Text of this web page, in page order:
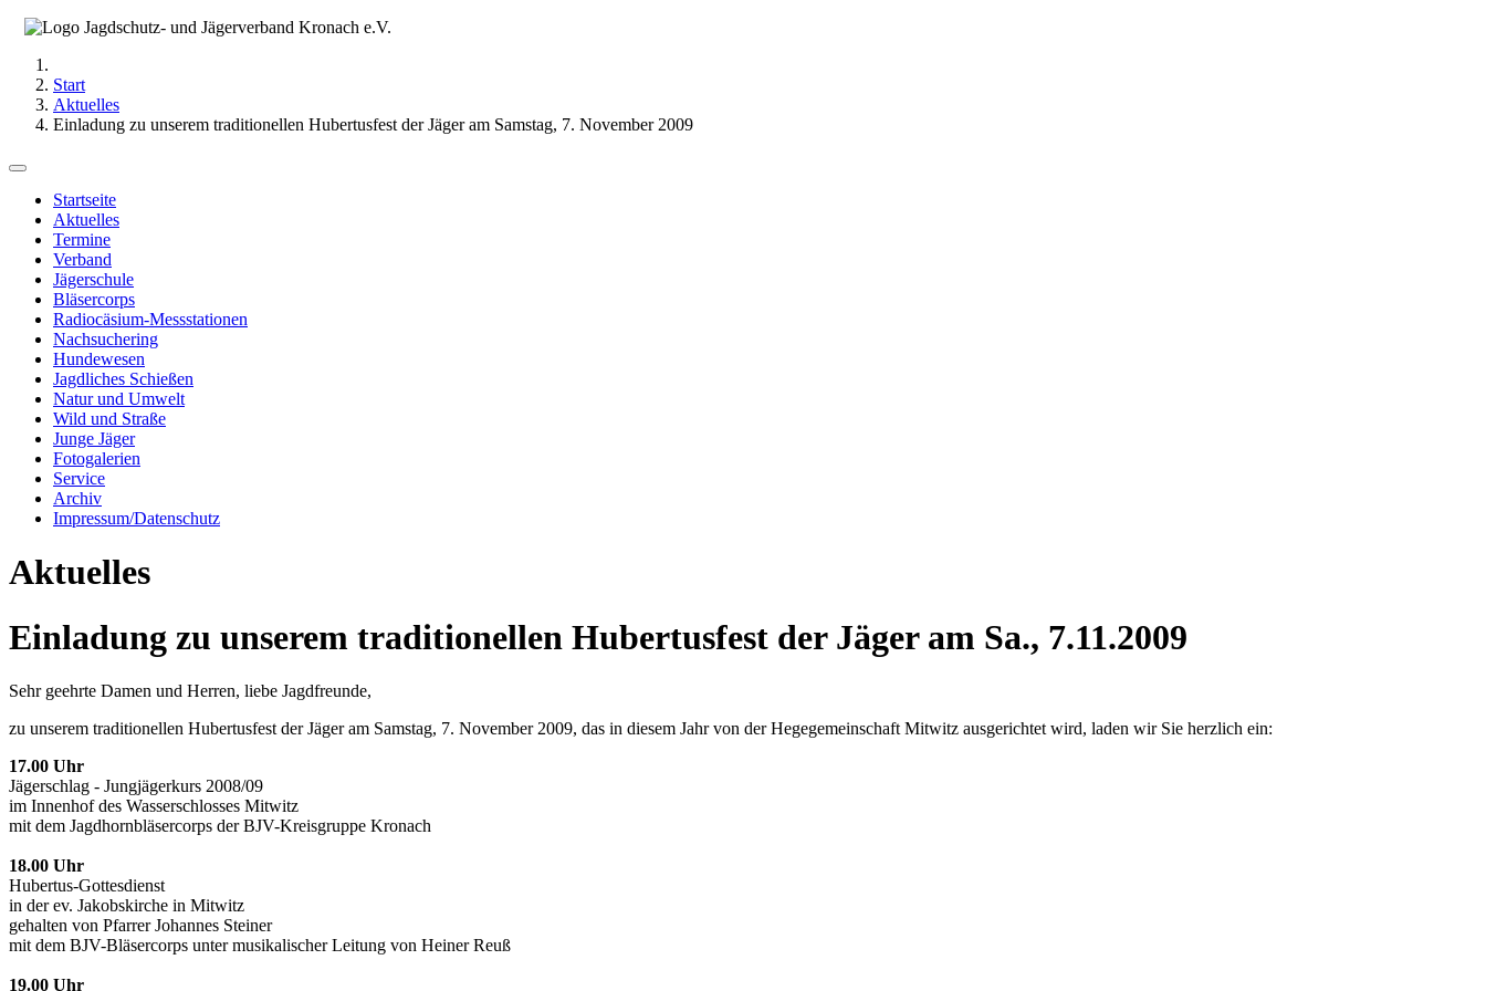
Start
Aktuelles
Einladung zu unserem traditionellen Hubertusfest der Jäger am Samstag, 7. November 2009
Startseite
Aktuelles
Termine
Verband
Jägerschule
Bläsercorps
Radiocäsium-Messstationen
Nachsuchering
Hundewesen
Jagdliches Schießen
Natur und Umwelt
Wild und Straße
Junge Jäger
Fotogalerien
Service
Archiv
Impressum/Datenschutz
Aktuelles
Einladung zu unserem traditionellen Hubertusfest der Jäger am Sa., 7.11.2009
Sehr geehrte Damen und Herren, liebe Jagdfreunde,
zu unserem traditionellen Hubertusfest der Jäger am Samstag, 7. November 2009, das in diesem Jahr von der Hegegemeinschaft Mitwitz ausgerichtet wird, laden wir Sie herzlich ein:
17.00 Uhr
Jägerschlag - Jungjägerkurs 2008/09
im Innenhof des Wasserschlosses Mitwitz
mit dem Jagdhornbläsercorps der BJV-Kreisgruppe Kronach
18.00 Uhr
Hubertus-Gottesdienst
in der ev. Jakobskirche in Mitwitz
gehalten von Pfarrer Johannes Steiner
mit dem BJV-Bläsercorps unter musikalischer Leitung von Heiner Reuß
19.00 Uhr